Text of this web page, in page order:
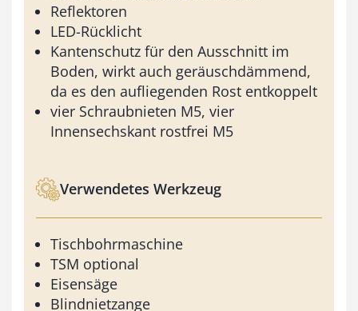
Reflektoren
LED-Rücklicht
Kantenschutz für den Ausschnitt im
Boden, wirkt auch geräuschdämmend,
da es den aufliegenden Rost entkoppelt
vier Schraubnieten M5, vier
Innensechskant rostfrei M5
Verwendetes Werkzeug
Tischbohrmaschine
TSM optional
Eisensäge
Blindnietzange